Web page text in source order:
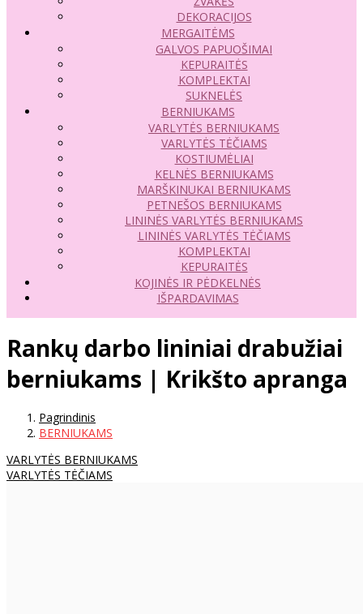
DEKORACIJOS
MERGAITĖMS
GALVOS PAPUOŠIMAI
KEPURAITĖS
KOMPLEKTAI
SUKNELĖS
BERNIUKAMS
VARLYTĖS BERNIUKAMS
VARLYTĖS TĖČIAMS
KOSTIUMĖLIAI
KELNĖS BERNIUKAMS
MARŠKINUKAI BERNIUKAMS
PETNEŠOS BERNIUKAMS
LININĖS VARLYTĖS BERNIUKAMS
LININĖS VARLYTĖS TĖČIAMS
KOMPLEKTAI
KEPURAITĖS
KOJINĖS IR PĖDKELNĖS
IŠPARDAVIMAS
Rankų darbo lininiai drabužiai
berniukams | Krikšto apranga
Pagrindinis
BERNIUKAMS
VARLYTĖS BERNIUKAMS
VARLYTĖS TĖČIAMS